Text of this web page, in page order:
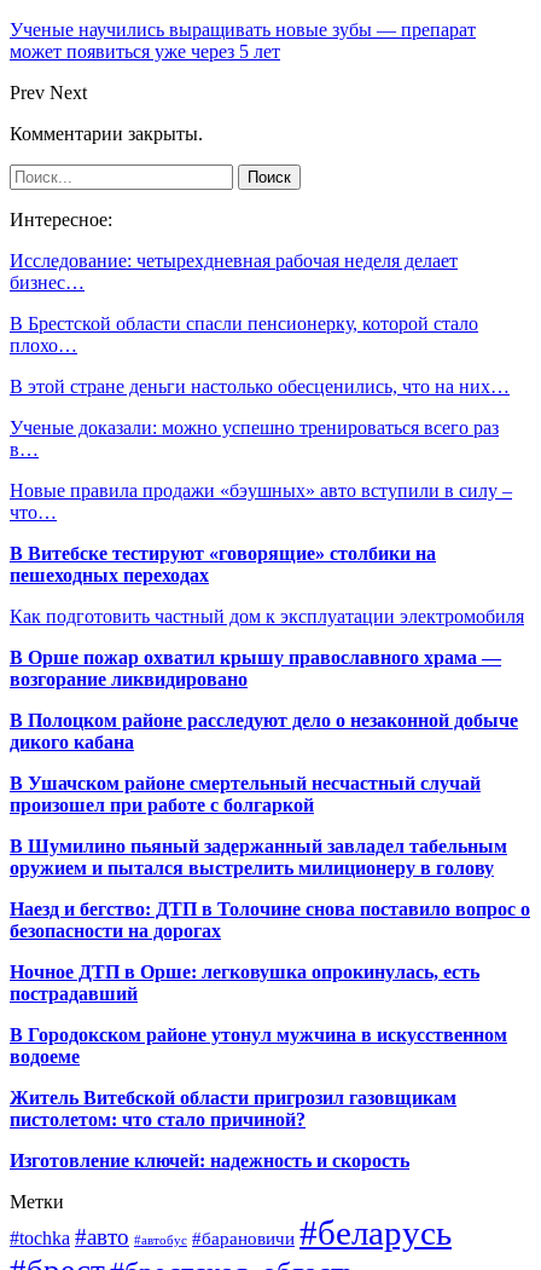
Ученые научились выращивать новые зубы — препарат
может появиться уже через 5 лет
Prev Next
Комментарии закрыты.
Интересное:
Исследование: четырехдневная рабочая неделя делает
бизнес…
В Брестской области спасли пенсионерку, которой стало
плохо…
В этой стране деньги настолько обесценились, что на них…
Ученые доказали: можно успешно тренироваться всего раз
в…
Новые правила продажи «бэушных» авто вступили в силу –
что…
В Витебске тестируют «говорящие» столбики на
пешеходных переходах
Как подготовить частный дом к эксплуатации электромобиля
В Орше пожар охватил крышу православного храма —
возгорание ликвидировано
В Полоцком районе расследуют дело о незаконной добыче
дикого кабана
В Ушачском районе смертельный несчастный случай
произошел при работе с болгаркой
В Шумилино пьяный задержанный завладел табельным
оружием и пытался выстрелить милиционеру в голову
Наезд и бегство: ДТП в Толочине снова поставило вопрос о
безопасности на дорогах
Ночное ДТП в Орше: легковушка опрокинулась, есть
пострадавший
В Городокском районе утонул мужчина в искусственном
водоеме
Житель Витебской области пригрозил газовщикам
пистолетом: что стало причиной?
Изготовление ключей: надежность и скорость
Метки
#tochka #авто #автобус #барановичи #беларусь